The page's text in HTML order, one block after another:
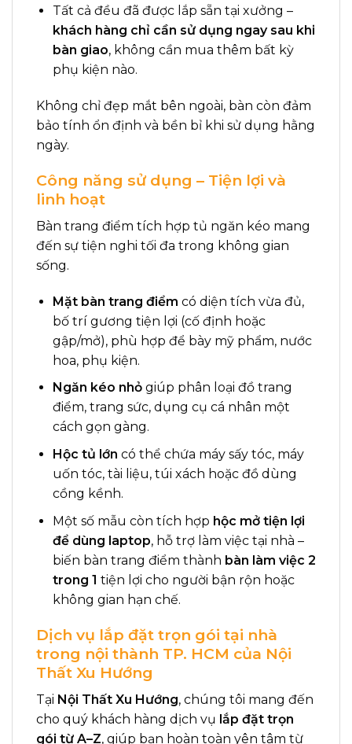
Tất cả đều đã được lắp sẵn tại xưởng –
khách hàng chỉ cần sử dụng ngay sau khi
bàn giao, không cần mua thêm bất kỳ
phụ kiện nào.
Không chỉ đẹp mắt bên ngoài, bàn còn đảm
bảo tính ổn định và bền bỉ khi sử dụng hằng
ngày.
Công năng sử dụng – Tiện lợi và
linh hoạt
Bàn trang điểm tích hợp tủ ngăn kéo mang
đến sự tiện nghi tối đa trong không gian
sống.
Mặt bàn trang điểm có diện tích vừa đủ,
bố trí gương tiện lợi (cố định hoặc
gập/mở), phù hợp để bày mỹ phẩm, nước
hoa, phụ kiện.
Ngăn kéo nhỏgiúp phân loại đồ trang
điểm, trang sức, dụng cụ cá nhân một
cách gọn gàng.
Hộc tủ lớn có thể chứa máy sấy tóc, máy
uốn tóc, tài liệu, túi xách hoặc đồ dùng
cồng kềnh.
Một số mẫu còn tích hợp hộc mở tiện lợi
để dùng laptop, hỗ trợ làm việc tại nhà –
biến bàn trang điểm thành bàn làm việc 2
trong 1 tiện lợi cho người bận rộn hoặc
không gian hạn chế.
Dịch vụ lắp đặt trọn gói tại nhà
trong nội thành TP. HCM của Nội
Thất Xu Hướng
Tại Nội Thất Xu Hướng, chúng tôi mang đến
cho quý khách hàng dịch vụ lắp đặt trọn
gói từ A–Z, giúp bạn hoàn toàn yên tâm từ